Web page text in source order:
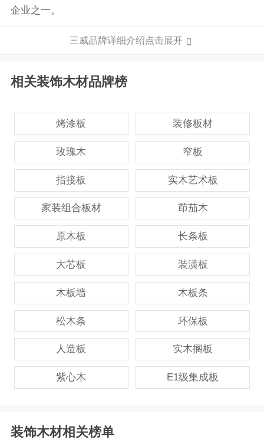
企业之一。
三威品牌详细介绍点击展开
相关装饰木材品牌榜
烤漆板 装修板材
玫瑰木 窄板
指接板 实木艺术板
家装组合板材 茚茄木
原木板 长条板
大芯板 装潢板
木板墙 木板条
松木条 环保板
人造板 实木搁板
紫心木 E1级集成板
装饰木材相关榜单